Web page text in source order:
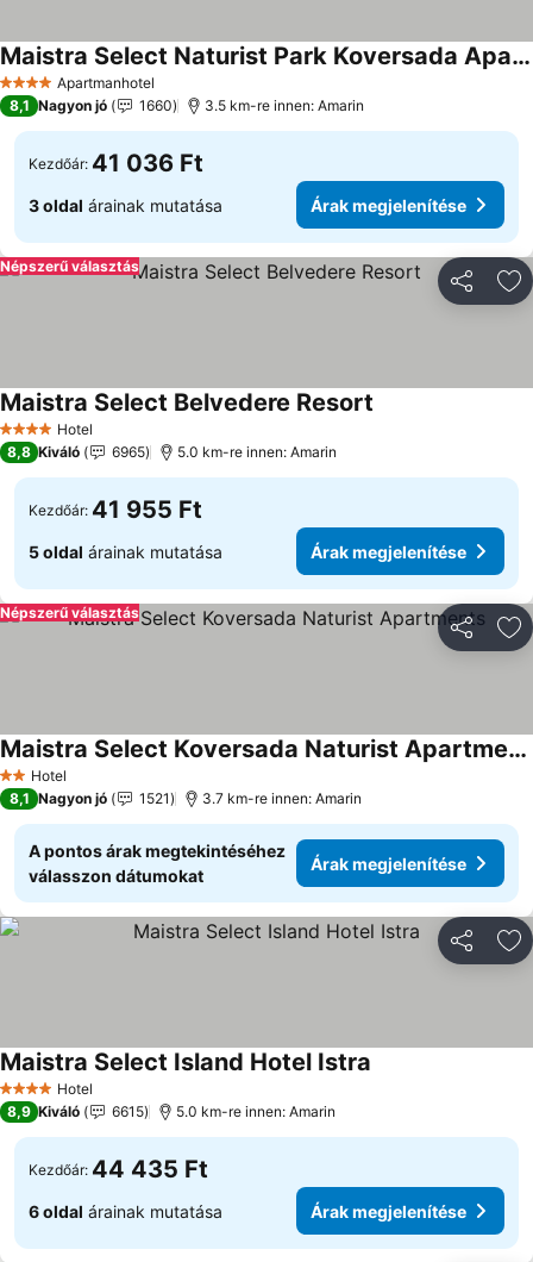
4 KategóriaApartmanhotel
Maistra Select Naturist Park Koversada Apartments
Árak megjelenítése
8,1 Nagyon jó 1660 3.5 km-re innen: Amarin
Kezdőár: 41 036 Ft
3 oldal árainak mutatása Árak megjelenítése
Népszerű választás
4 KategóriaHotel
Maistra Select Belvedere Resort
8,8 Kiváló 6965 5.0 km-re innen: Amarin
Kezdőár: 41 955 Ft
5 oldal árainak mutatása Árak megjelenítése
Népszerű választás
2 Kategória
Hotel
Maistra Select Koversada Naturist Apartments
Árak megjelenítése
8,1 Nagyon jó 1521 3.7 km-re innen: Amarin
A pontos árak megtekintéséhez
válasszon dátumokat
Árak megjelenítése
4 KategóriaHotel
Maistra Select Island Hotel Istra
8,9 Kiváló 6615 5.0 km-re innen: Amarin
Kezdőár: 44 435 Ft
6 oldal árainak mutatása Árak megjelenítése